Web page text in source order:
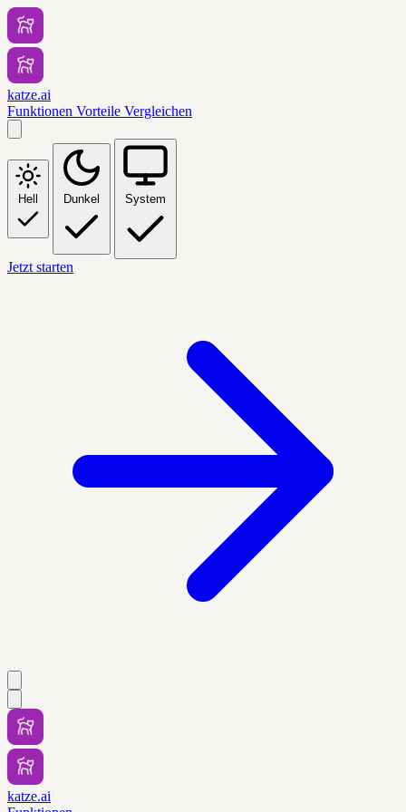
katze.ai
Funktionen Vorteile Vergleichen
Hell Dunkel System
Jetzt starten
katze.ai